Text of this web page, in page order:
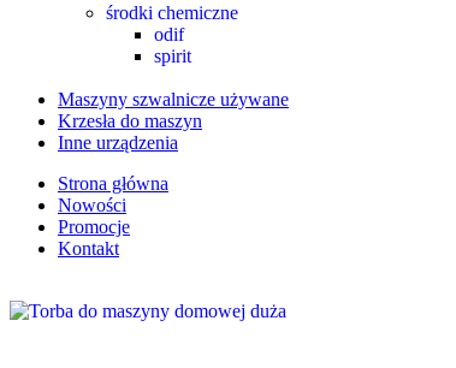
środki chemiczne
odif
spirit
Maszyny szwalnicze używane
Krzesła do maszyn
Inne urządzenia
Strona główna
Nowości
Promocje
Kontakt